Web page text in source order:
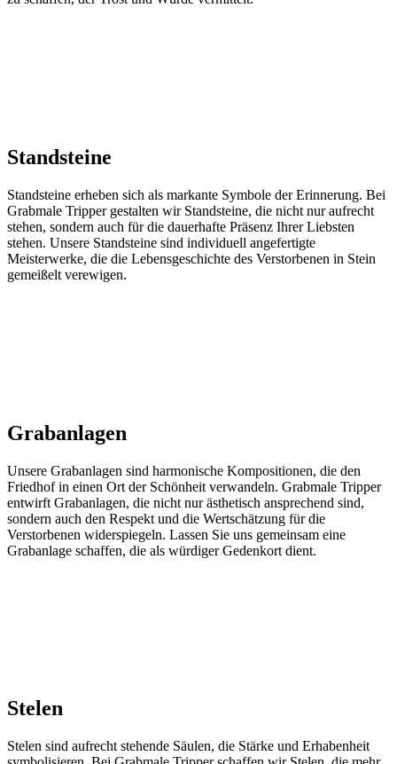
Standsteine​
Standsteine erheben sich als markante Symbole der Erinnerung. Bei
Grabmale Tripper gestalten wir Standsteine, die nicht nur aufrecht
stehen, sondern auch für die dauerhafte Präsenz Ihrer Liebsten
stehen. Unsere Standsteine sind individuell angefertigte
Meisterwerke, die die Lebensgeschichte des Verstorbenen in Stein
gemeißelt verewigen.
Grabanlagen
Unsere Grabanlagen sind harmonische Kompositionen, die den
Friedhof in einen Ort der Schönheit verwandeln. Grabmale Tripper
entwirft Grabanlagen, die nicht nur ästhetisch ansprechend sind,
sondern auch den Respekt und die Wertschätzung für die
Verstorbenen widerspiegeln. Lassen Sie uns gemeinsam eine
Grabanlage schaffen, die als würdiger Gedenkort dient.
Stelen
Stelen sind aufrecht stehende Säulen, die Stärke und Erhabenheit